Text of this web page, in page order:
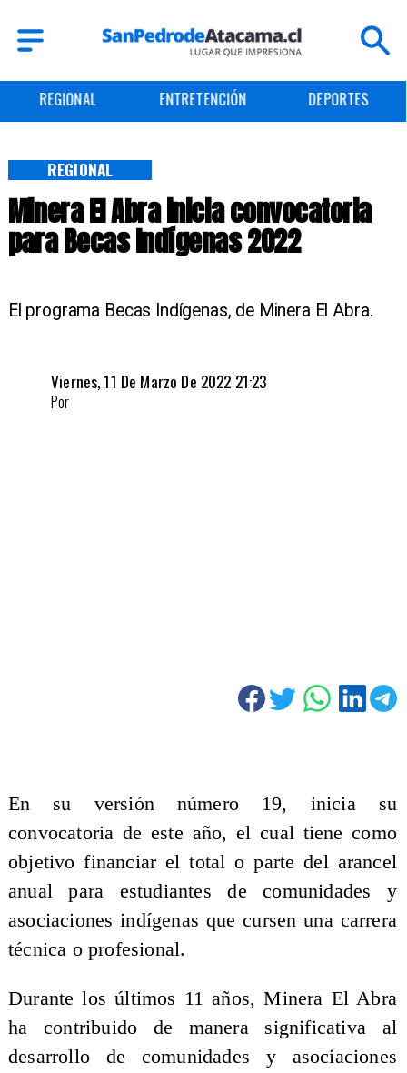
ENTRETENCIÓN DEPORTES CULTURA
Minera El Abra inicia convocatoria
para Becas Indígenas 2022
El programa Becas Indígenas, de Minera El Abra.
REGIONAL
Viernes, 11 De Marzo De 2022 21:23
Por
En su versión número 19, inicia su
convocatoria de este año, el cual tiene como
objetivo financiar el total o parte del arancel
anual para estudiantes de comunidades y
asociaciones indígenas que cursen una carrera
técnica o profesional.
Durante los últimos 11 años, Minera El Abra
ha contribuido de manera significativa al
desarrollo de comunidades y asociaciones